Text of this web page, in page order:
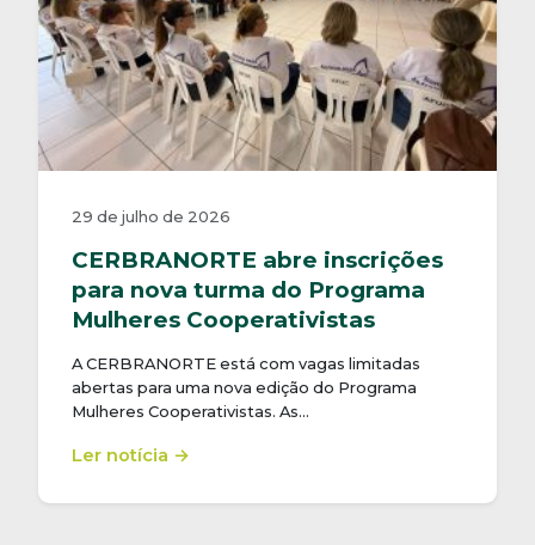
29 de julho de 2026
CERBRANORTE abre inscrições
para nova turma do Programa
Mulheres Cooperativistas
A CERBRANORTE está com vagas limitadas
abertas para uma nova edição do Programa
Mulheres Cooperativistas. As…
Ler notícia →